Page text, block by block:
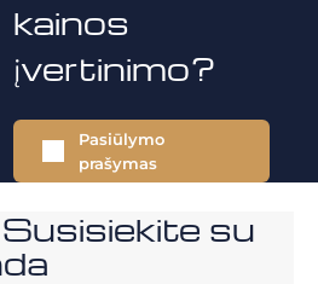
kainos
įvertinimo?
Pasiūlymo
prašymas
su